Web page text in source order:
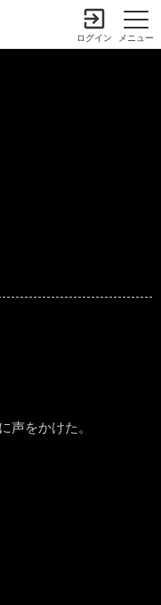
メニュー
ログイン
声をかけた。